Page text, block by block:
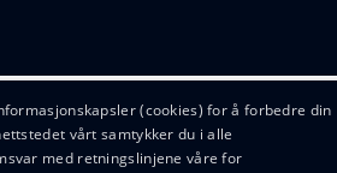
(cookies) for å forbedre din
vårt samtykker du i alle
med retningslinjene våre for